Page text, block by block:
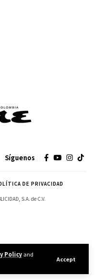
Policyand
Accept
Síguenos
S.A. de C.V.
DE PRIVACIDAD